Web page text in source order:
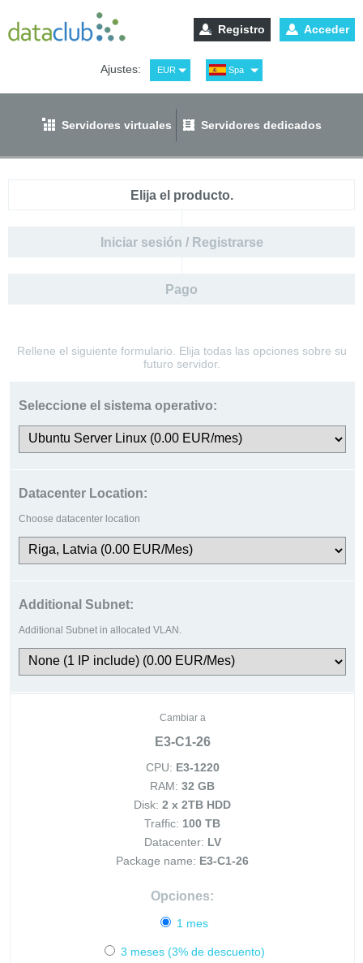
Registro Acceder
Ajustes: EUR
USD
Spa
Eng
Servidores virtuales Servidores dedicados
Elija el producto.
Iniciar sesión / Registrarse
Pago
Rellene el siguiente formulario. Elija todas las opciones sobre su
futuro servidor.
Seleccione el sistema operativo:
Datacenter Location:
Choose datacenter location
Additional Subnet:
Additional Subnet in allocated VLAN.
Cambiar a
E3-C1-26
CPU: E3-1220
RAM: 32 GB
Disk: 2 x 2TB HDD
Traffic: 100 TB
Datacenter: LV
Package name: E3-C1-26
Opciones:
1 mes
3 meses (3% de descuento)